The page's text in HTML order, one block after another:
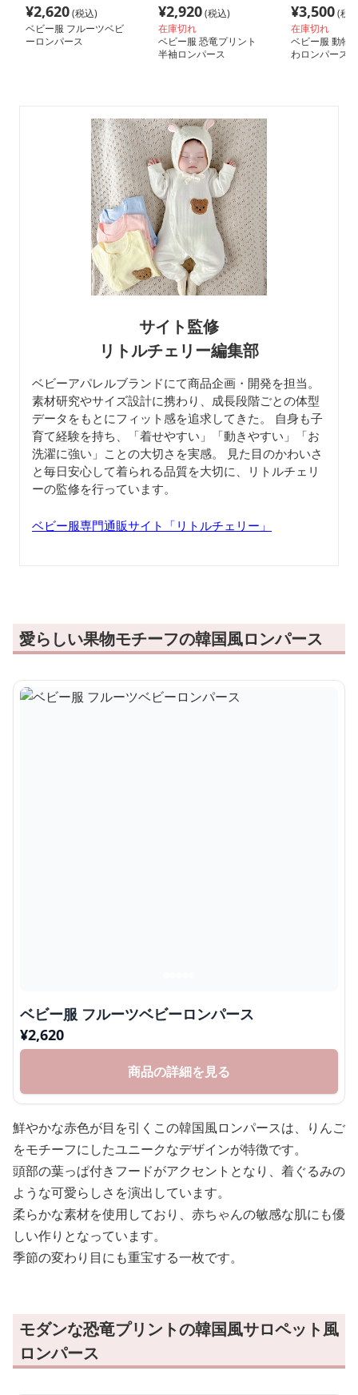
¥2,620(税込)
ベビー服 フルーツベビ
ーロンパース
¥2,920(税込)
在庫切れ
ベビー服 恐竜プリント
半袖ロンパース
¥3,500(税
在庫切れ
ベビー服 動物
わロンパース3
サイト監修
リトルチェリー編集部
ベビーアパレルブランドにて商品企画・開発を担当。
素材研究やサイズ設計に携わり、成長段階ごとの体型
データをもとにフィット感を追求してきた。 自身も子
育て経験を持ち、「着せやすい」「動きやすい」「お
洗濯に強い」ことの大切さを実感。 見た目のかわいさ
と毎日安心して着られる品質を大切に、リトルチェリ
ーの監修を行っています。
ベビー服専門通販サイト「リトルチェリー」
愛らしい果物モチーフの韓国風ロンパース
ベビー服 フルーツベビーロンパース
¥2,620
商品の詳細を見る
鮮やかな赤色が目を引くこの韓国風ロンパースは、りんご
をモチーフにしたユニークなデザインが特徴です。
頭部の葉っぱ付きフードがアクセントとなり、着ぐるみの
ような可愛らしさを演出しています。
柔らかな素材を使用しており、赤ちゃんの敏感な肌にも優
しい作りとなっています。
季節の変わり目にも重宝する一枚です。
モダンな恐竜プリントの韓国風サロペット風
ロンパース